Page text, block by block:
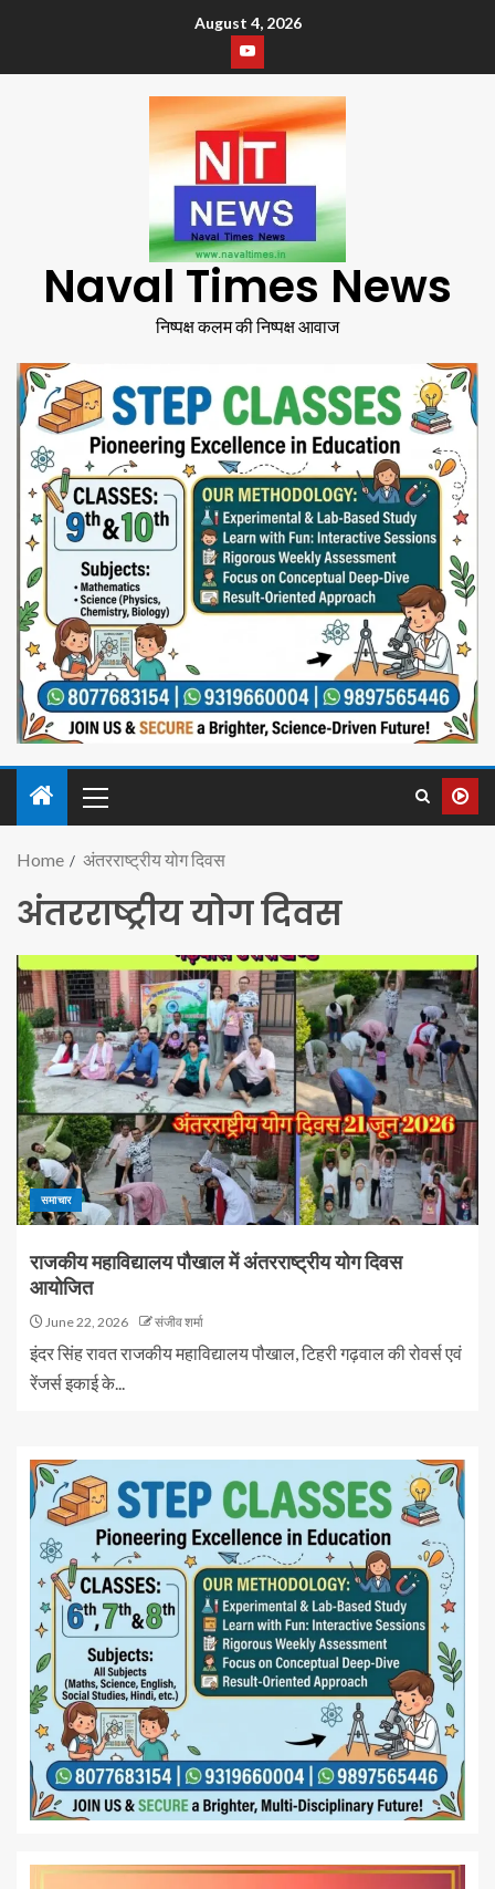
August 4, 2026
Naval Times News
निष्पक्ष कलम की निष्पक्ष आवाज
Home अंतरराष्ट्रीय योग दिवस
अंतरराष्ट्रीय योग दिवस
समाचार
राजकीय महाविद्यालय पौखाल में अंतरराष्ट्रीय योग दिवस
आयोजित
June 22, 2026 संजीव शर्मा
इंदर सिंह रावत राजकीय महाविद्यालय पौखाल, टिहरी गढ़वाल की रोवर्स एवं
रेंजर्स इकाई के...